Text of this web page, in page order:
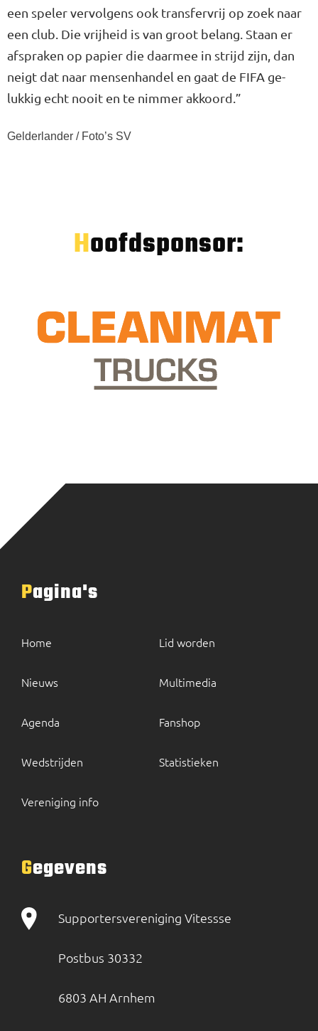
een speler vervolgens ook transfervrij op zoek naar
een club. Die vrij­heid is van groot belang. Staan er
afspraken op papier die daarmee in strijd zijn, dan
neigt dat naar mensenhandel en gaat de FIFA ge­
lukkig echt nooit en te nimmer akkoord.”
Gelderlander / Foto’s SV
Hoofdsponsor:
Pagina's
Home
Nieuws
Agenda
Wedstrijden
Vereniging info
Lid worden
Multimedia
Fanshop
Statistieken
Gegevens
Supportersvereniging Vitessse
Postbus 30332
6803 AH Arnhem